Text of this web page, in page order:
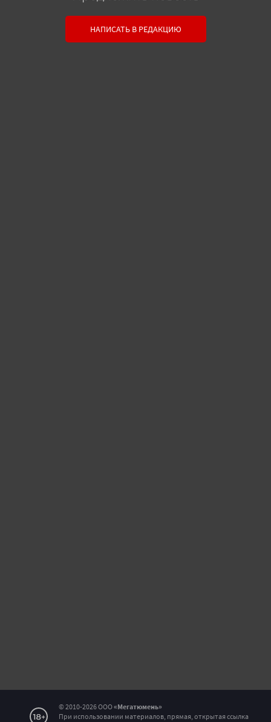
НАПИСАТЬ В РЕДАКЦИЮ
Связь с редакцией
Оставьте свои настоящие контактные данные,
© 2010-2026 ООО«Мегатюмень»
При использовании материалов, прямая, открытая ссылка